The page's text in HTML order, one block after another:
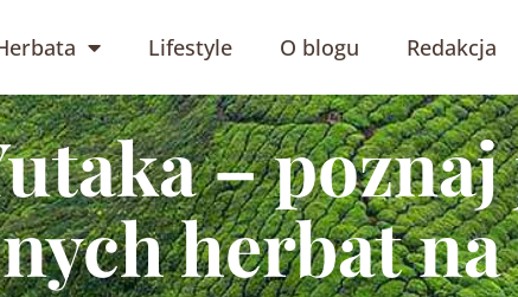
Lifestyle O blogu Redakcja
–
herbat